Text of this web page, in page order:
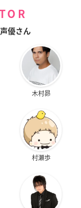
優さん
木村昴
村瀬歩